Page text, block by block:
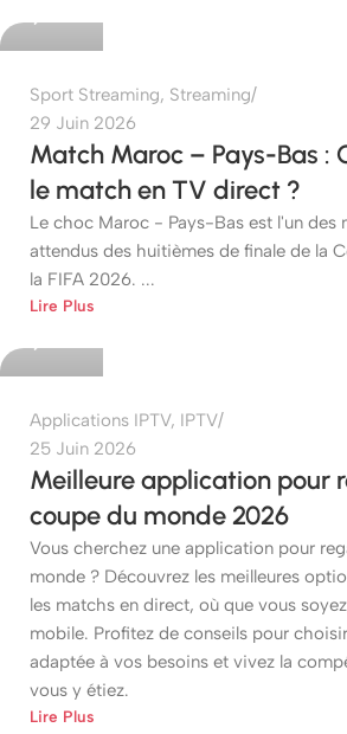
Sport Streaming, Streaming
29 Juin 2026
Match Maroc – Pays-Bas :
le match en TV direct ?
Le choc Maroc - Pays-Bas est l'un des
attendus des huitièmes de finale de la
la FIFA 2026. ...
Lire Plus
etshop
Applications IPTV, IPTV
25 Juin 2026
Meilleure application pour
coupe du monde 2026
Vous cherchez une application pour
monde ? Découvrez les meilleures
les matchs en direct, où que vous
mobile. Profitez de conseils pour
adaptée à vos besoins et vivez la
vous y étiez.
Lire Plus
etshop